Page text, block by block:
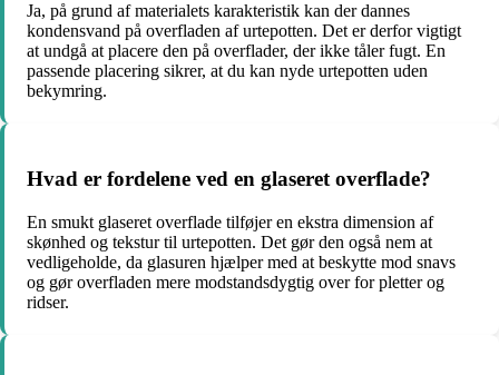
Ja, på grund af materialets karakteristik kan der dannes
kondensvand på overfladen af urtepotten. Det er derfor vigtigt
at undgå at placere den på overflader, der ikke tåler fugt. En
passende placering sikrer, at du kan nyde urtepotten uden
bekymring.
Hvad er fordelene ved en glaseret overflade?
En smukt glaseret overflade tilføjer en ekstra dimension af
skønhed og tekstur til urtepotten. Det gør den også nem at
vedligeholde, da glasuren hjælper med at beskytte mod snavs
og gør overfladen mere modstandsdygtig over for pletter og
ridser.